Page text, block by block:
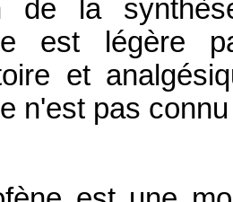
de la
est légère
et
n'est pas